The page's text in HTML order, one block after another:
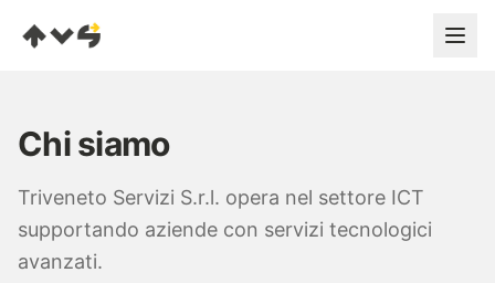
SERVIZI
Infrastrutture Server
Networking
Chi siamo
Triveneto Servizi S.r.l. opera nel settore ICT
supportando aziende con servizi tecnologici
avanzati.